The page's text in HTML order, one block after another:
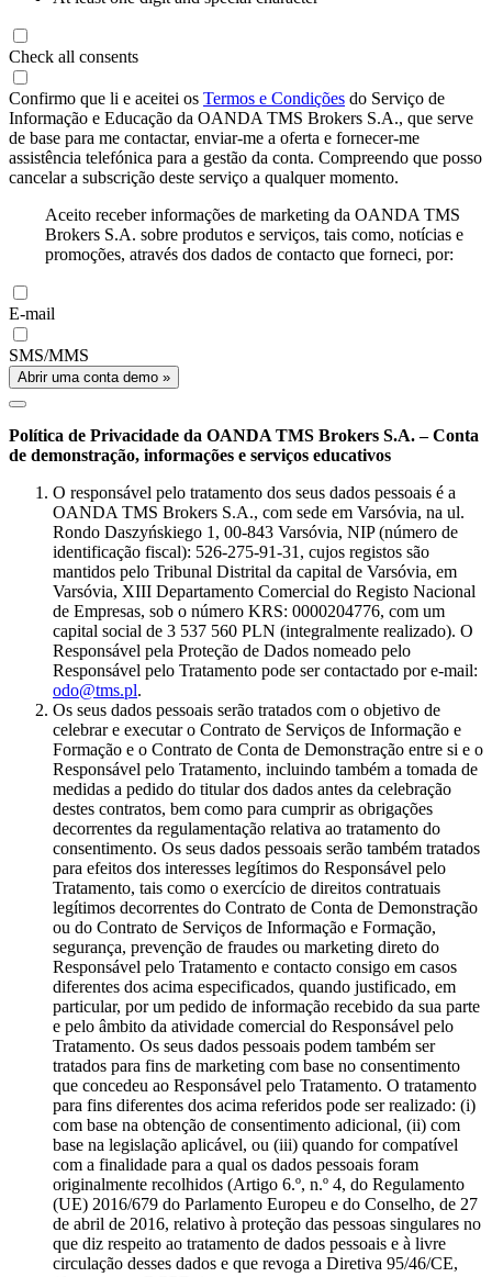
Check all consents
Confirmo que li e aceitei os Termos e Condições do Serviço de
Informação e Educação da OANDA TMS Brokers S.A., que serve
de base para me contactar, enviar-me a oferta e fornecer-me
assistência telefónica para a gestão da conta. Compreendo que posso
cancelar a subscrição deste serviço a qualquer momento.
Aceito receber informações de marketing da OANDA TMS
Brokers S.A. sobre produtos e serviços, tais como, notícias e
promoções, através dos dados de contacto que forneci, por:
E-mail
SMS/MMS
Abrir uma conta demo »
Política de Privacidade da OANDA TMS Brokers S.A. – Conta
de demonstração, informações e serviços educativos
O responsável pelo tratamento dos seus dados pessoais é a
OANDA TMS Brokers S.A., com sede em Varsóvia, na ul.
Rondo Daszyńskiego 1, 00-843 Varsóvia, NIP (número de
identificação fiscal): 526-275-91-31, cujos registos são
mantidos pelo Tribunal Distrital da capital de Varsóvia, em
Varsóvia, XIII Departamento Comercial do Registo Nacional
de Empresas, sob o número KRS: 0000204776, com um
capital social de 3 537 560 PLN (integralmente realizado). O
Responsável pela Proteção de Dados nomeado pelo
Responsável pelo Tratamento pode ser contactado por e-mail:
odo@tms.pl.
Os seus dados pessoais serão tratados com o objetivo de
celebrar e executar o Contrato de Serviços de Informação e
Formação e o Contrato de Conta de Demonstração entre si e o
Responsável pelo Tratamento, incluindo também a tomada de
medidas a pedido do titular dos dados antes da celebração
destes contratos, bem como para cumprir as obrigações
decorrentes da regulamentação relativa ao tratamento do
consentimento. Os seus dados pessoais serão também tratados
para efeitos dos interesses legítimos do Responsável pelo
Tratamento, tais como o exercício de direitos contratuais
legítimos decorrentes do Contrato de Conta de Demonstração
ou do Contrato de Serviços de Informação e Formação,
segurança, prevenção de fraudes ou marketing direto do
Responsável pelo Tratamento e contacto consigo em casos
diferentes dos acima especificados, quando justificado, em
particular, por um pedido de informação recebido da sua parte
e pelo âmbito da atividade comercial do Responsável pelo
Tratamento. Os seus dados pessoais podem também ser
tratados para fins de marketing com base no consentimento
que concedeu ao Responsável pelo Tratamento. O tratamento
para fins diferentes dos acima referidos pode ser realizado: (i)
com base na obtenção de consentimento adicional, (ii) com
base na legislação aplicável, ou (iii) quando for compatível
com a finalidade para a qual os dados pessoais foram
originalmente recolhidos (Artigo 6.º, n.º 4, do Regulamento
(UE) 2016/679 do Parlamento Europeu e do Conselho, de 27
de abril de 2016, relativo à proteção das pessoas singulares no
que diz respeito ao tratamento de dados pessoais e à livre
circulação desses dados e que revoga a Diretiva 95/46/CE,